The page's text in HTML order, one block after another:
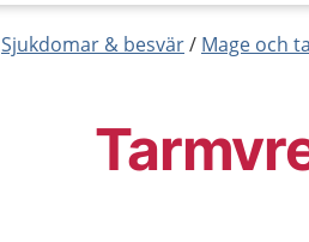
Sjukdomar & besvär Mage och